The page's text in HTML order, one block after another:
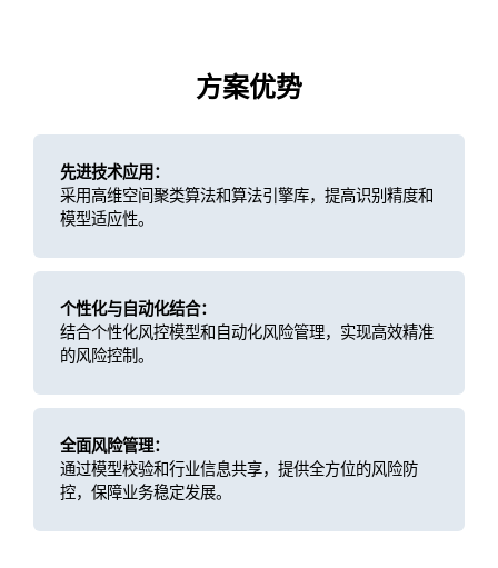
方案优势
先进技术应用：
采用高维空间聚类算法和算法引擎库，提高识别精度和
模型适应性。
个性化与自动化结合：
结合个性化风控模型和自动化风险管理，实现高效精准
的风险控制。
全面风险管理：
通过模型校验和行业信息共享，提供全方位的风险防
控，保障业务稳定发展。